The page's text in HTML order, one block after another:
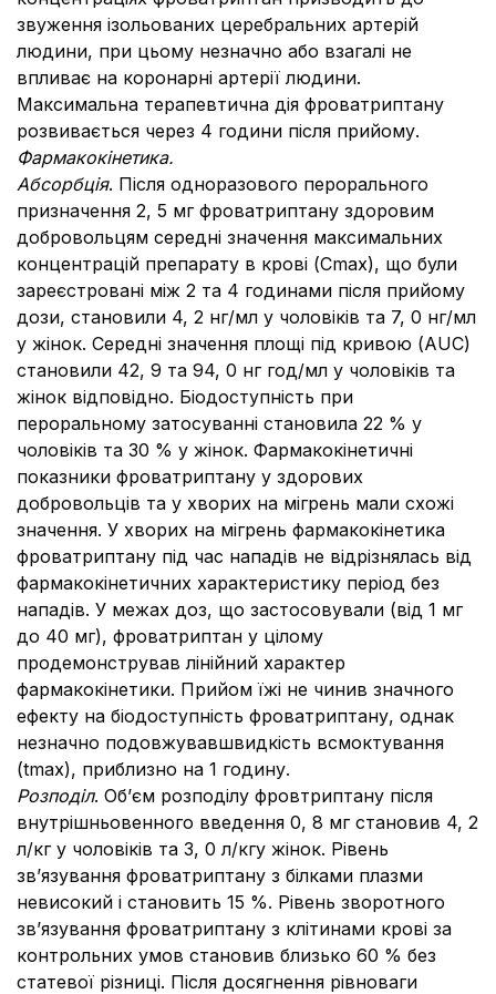
звуження ізольованих церебральних артерій
людини, при цьому незначно або взагалі не
впливає на коронарні артерії людини.
Максимальна терапевтична дія фроватриптану
розвивається через 4 години після прийому.
Фармакокінетика.
Абсорбція. Після одноразового перорального
призначення 2, 5 мг фроватриптану здоровим
добровольцям середні значення максимальних
концентрацій препарату в крові (Сmax), що були
зареєстровані між 2 та 4 годинами після прийому
дози, становили 4, 2 нг/мл у чоловіків та 7, 0 нг/мл
у жінок. Середні значення площі під кривою (AUC)
становили 42, 9 та 94, 0 нг год/мл у чоловіків та
жінок відповідно. Біодоступність при
пероральному затосуванні становила 22 % у
чоловіків та 30 % у жінок. Фармакокінетичні
показники фроватриптану у здорових
добровольців та у хворих на мігрень мали схожі
значення. У хворих на мігрень фармакокінетика
фроватриптану під час нападів не відрізнялась від
фармакокінетичних характеристику період без
нападів. У межах доз, що застосовували (від 1 мг
до 40 мг), фроватриптан у цілому
продемонстрував лінійний характер
фармакокінетики. Прийом їжі не чинив значного
ефекту на біодоступність фроватриптану, однак
незначно подовжувавшвидкість всмоктування
(tmax), приблизно на 1 годину.
Розподіл. Об’єм розподілу фровтриптану після
внутрішньовенного введення 0, 8 мг становив 4, 2
л/кг у чоловіків та 3, 0 л/кгу жінок. Рівень
зв’язування фроватриптану з білками плазми
невисокий і становить 15 %. Рівень зворотного
зв’язування фроватриптану з клітинами крові за
контрольних умов становив близько 60 % без
статевої різниці. Після досягнення рівноваги